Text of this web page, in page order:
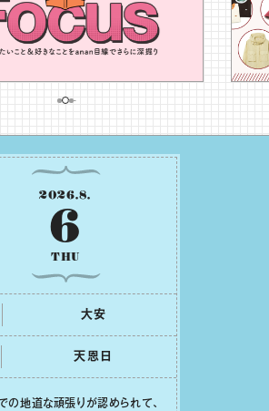
2026.8.
6
THU
⼤安
天恩⽇
の地道な頑張りが認められて、